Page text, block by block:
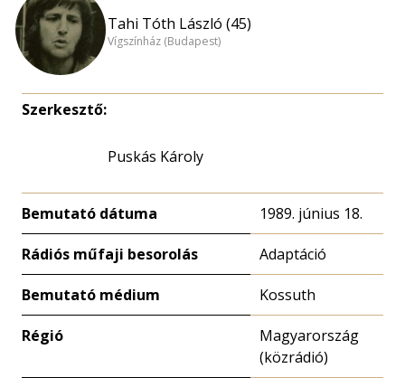
Tahi Tóth László (45)
Vígszínház (Budapest)
Szerkesztő:
Puskás Károly
Bemutató dátuma 1989. június 18.
Rádiós műfaji besorolás Adaptáció
Bemutató médium Kossuth
Régió
Magyarország
(közrádió)